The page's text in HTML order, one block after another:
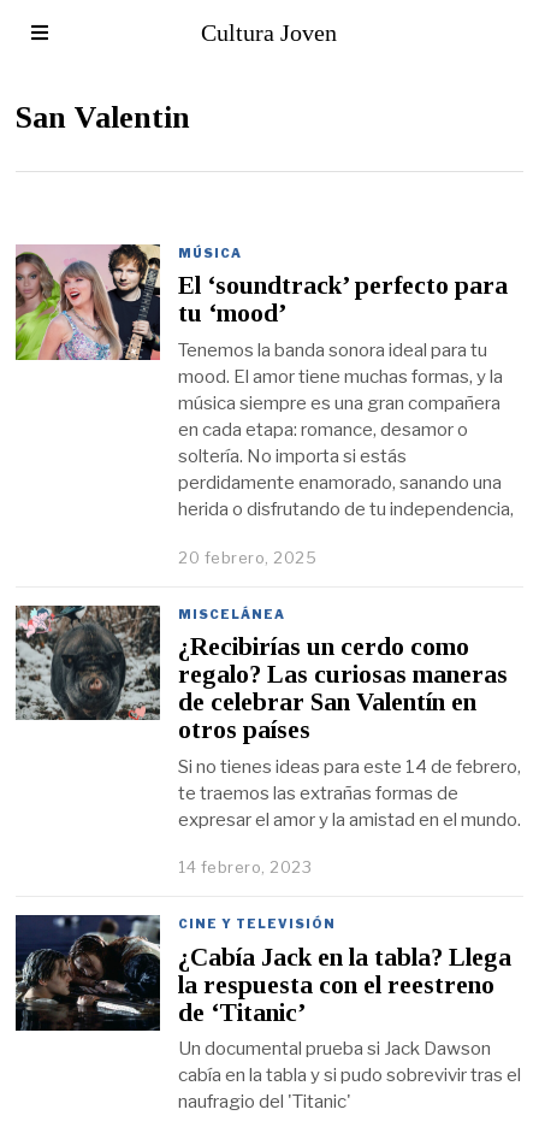
Cultura Joven
San Valentin
MÚSICA
El ‘soundtrack’ perfecto para
tu ‘mood’
Tenemos la banda sonora ideal para tu
mood. El amor tiene muchas formas, y la
música siempre es una gran compañera
en cada etapa: romance, desamor o
soltería. No importa si estás
perdidamente enamorado, sanando una
herida o disfrutando de tu independencia,
20 febrero, 2025
MISCELÁNEA
¿Recibirías un cerdo como
regalo? Las curiosas maneras
de celebrar San Valentín en
otros países
Si no tienes ideas para este 14 de febrero,
te traemos las extrañas formas de
expresar el amor y la amistad en el mundo.
14 febrero, 2023
CINE Y TELEVISIÓN
¿Cabía Jack en la tabla? Llega
la respuesta con el reestreno
de ‘Titanic’
Un documental prueba si Jack Dawson
cabía en la tabla y si pudo sobrevivir tras el
naufragio del 'Titanic'